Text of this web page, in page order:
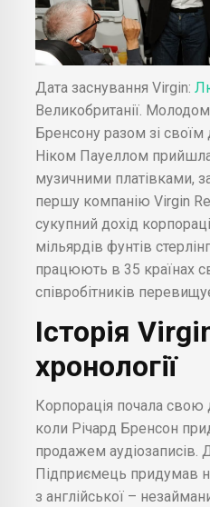
Дата заснування Virgin:
Великобританії.
Бренсону разом зі
Ніком Пауеллом прийшла
музичними платівками,
першу компанію Virgin
сукупний дохід
мільярдів фунтів
працюють в 35 країнах
співробітників
Історія
хронології
Корпорація почала свою
коли Річард Бренсон
продажем аудіозаписів.
Підприємець придумав
з англійської –